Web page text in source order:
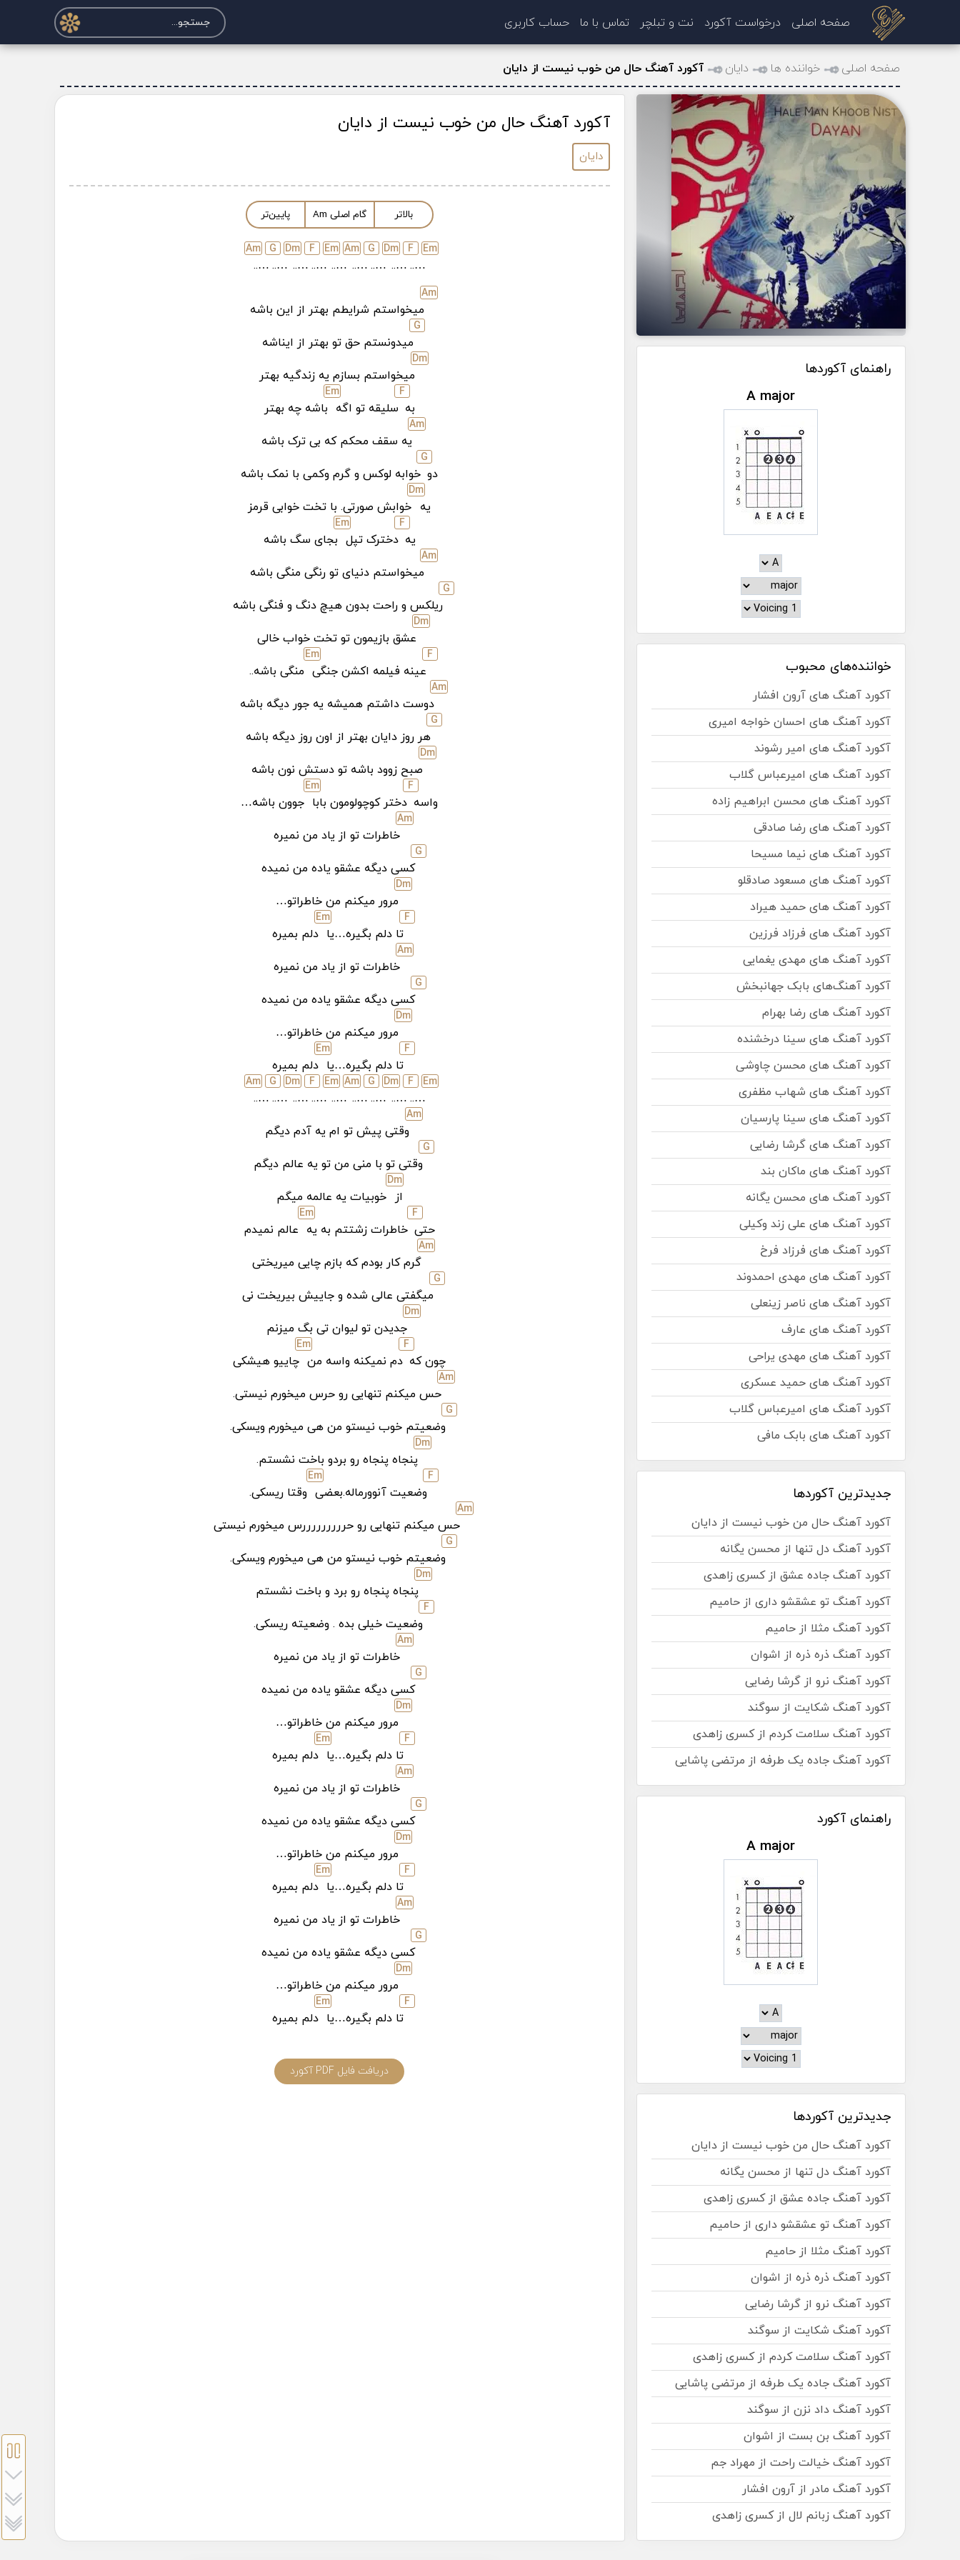
صفحه اصلی درخواست آکورد نت و تبلچر تماس با ما حساب کاربری
صفحه اصلی خواننده ها دایان آکورد آهنگ حال من خوب نیست از دایان
راهنمای آکوردها
A major
خواننده‌های محبوب
آکورد آهنگ های آرون افشار
آکورد آهنگ های احسان خواجه امیری
آکورد آهنگ های امیر رشوند
آکورد آهنگ های امیرعباس گلاب
آکورد آهنگ های محسن ابراهیم زاده
آکورد آهنگ های رضا صادقی
آکورد آهنگ های نیما مسیحا
آکورد آهنگ های مسعود صادقلو
آکورد آهنگ های حمید هیراد
آکورد آهنگ های فرزاد فرزین
آکورد آهنگ های مهدی یغمایی
آکورد آهنگ‌های بابک جهانبخش
آکورد آهنگ های رضا بهرام
آکورد آهنگ های سینا درخشنده
آکورد آهنگ های محسن چاوشی
آکورد آهنگ های شهاب مظفری
آکورد آهنگ های سینا پارسیان
آکورد آهنگ های گرشا رضایی
آکورد آهنگ های ماکان بند
آکورد آهنگ های محسن یگانه
آکورد آهنگ های علی زند وکیلی
آکورد آهنگ های فرزاد فرخ
آکورد آهنگ های مهدی احمدوند
آکورد آهنگ های ناصر زینعلی
آکورد آهنگ های عارف
آکورد آهنگ های مهدی یراحی
آکورد آهنگ های حمید عسکری
آکورد آهنگ های امیرعباس گلاب
آکورد آهنگ های بابک مافی
جدیدترین آکوردها
آکورد آهنگ حال من خوب نیست از دایان
آکورد آهنگ دل تنها از محسن یگانه
آکورد آهنگ جاده عشق از کسری زاهدی
آکورد آهنگ تو عشقشو داری از حامیم
آکورد آهنگ مثلا از حامیم
آکورد آهنگ ذره ذره از اشوان
آکورد آهنگ نرو از گرشا رضایی
آکورد آهنگ شکایت از سوگند
آکورد آهنگ سلامت کردم از کسری زاهدی
آکورد آهنگ جاده یک طرفه از مرتضی پاشایی
راهنمای آکورد
A major
جدیدترین آکوردها
آکورد آهنگ حال من خوب نیست از دایان
آکورد آهنگ دل تنها از محسن یگانه
آکورد آهنگ جاده عشق از کسری زاهدی
آکورد آهنگ تو عشقشو داری از حامیم
آکورد آهنگ مثلا از حامیم
آکورد آهنگ ذره ذره از اشوان
آکورد آهنگ نرو از گرشا رضایی
آکورد آهنگ شکایت از سوگند
آکورد آهنگ سلامت کردم از کسری زاهدی
آکورد آهنگ جاده یک طرفه از مرتضی پاشایی
آکورد آهنگ داد نزن از سوگند
آکورد آهنگ بن بست از اشوان
آکورد آهنگ خیالت راحت از مهراد جم
آکورد آهنگ مادر از آرون افشار
آکورد آهنگ زبانم لال از کسری زاهدی
آکورد آهنگ حال من خوب نیست از دایان
دایان
بالاتر گام اصلی Am پایین‌تر
Em
…..
F
…..
Dm
…..
G
…..
Am
…..
Em
…..
F
…..
Dm
…..
G
…..
Am
Am
میخواستم شرایطم بهتر از این باشه
G
میدونستم حق تو بهتر از ایناشه
Dm
میخواستم بسازم یه زندگیه بهتر
به
F
سلیقه تو اگه
Em
باشه چه بهتر
Am
یه سقف محکم که بی ترک باشه
دو
G
خوابه لوکس و گرم وکمی با نمک باشه
یه
Dm
خوابش صورتی. با تخت خوابی قرمز
یه
F
دخترک تپل
Em
بجای سگ باشه
Am
میخواستم دنیای تو رنگی منگی باشه
G
ریلکس و راحت بدون هیچ دنگ و فنگی باشه
Dm
عشق بازیمون تو تخت خواب خالی
F
عینه فیلمه اکشن جنگی
Em
منگی باشه..
Am
دوست داشتم همیشه یه جور دیگه باشه
G
هر روز دایان بهتر از اون روز دیگه باشه
Dm
صبح زوود باشه تو دستش نون باشه
واسه
F
دختر کوچولومون بابا
Em
جوون باشه…
Am
خاطرات تو از یاد من نمیره
G
کسی دیگه عشقو یاده من نمیده
Dm
مرور میکنم من خاطراتو…
F
تا دلم بگیره…یا
Em
دلم بمیره
Am
خاطرات تو از یاد من نمیره
G
کسی دیگه عشقو یاده من نمیده
Dm
مرور میکنم من خاطراتو…
F
تا دلم بگیره…یا
Em
دلم بمیره
Em
…..
F
…..
Dm
…..
G
…..
Am
…..
Em
…..
F
…..
Dm
…..
G
…..
Am
Am
وقتی پیش تو ام یه آدم دیگم
G
وقتی تو با منی من تو یه عالم دیگم
از
Dm
خوبیات یه عالمه میگم
حتی
F
خاطرات زشتتم به یه
Em
عالم نمیدم
Am
گرم کار بودم که بازم چایی میریختی
G
میگفتی عالی شده و جاییش بیریخت نی
Dm
جدیدن تو لیوان تی بگ میزنم
چون که
F
دم نمیکنه واسه من
Em
چاییو هیشکی
Am
حس میکنم تنهایی رو حرس میخورم نیستی.
G
وضعیتم خوب نیستو من هی میخورم ویسکی.
Dm
پنجاه پنجاه رو بردو باخت نشستم.
F
وضعیت آنوورماله.بعضی
Em
وقتا ریسکی.
Am
حس میکنم تنهایی رو حرررررررررس میخورم نیستی
G
وضعیتم خوب نیستو من هی میخورم ویسکی.
Dm
پنجاه پنجاه رو برد و باخت نشستم
F
وضعیت خیلی بده . وضعیته ریسکی.
Am
خاطرات تو از یاد من نمیره
G
کسی دیگه عشقو یاده من نمیده
Dm
مرور میکنم من خاطراتو…
F
تا دلم بگیره…یا
Em
دلم بمیره
Am
خاطرات تو از یاد من نمیره
G
کسی دیگه عشقو یاده من نمیده
Dm
مرور میکنم من خاطراتو…
F
تا دلم بگیره…یا
Em
دلم بمیره
Am
خاطرات تو از یاد من نمیره
G
کسی دیگه عشقو یاده من نمیده
Dm
مرور میکنم من خاطراتو…
F
تا دلم بگیره…یا
Em
دلم بمیره
دریافت فایل PDF آکورد